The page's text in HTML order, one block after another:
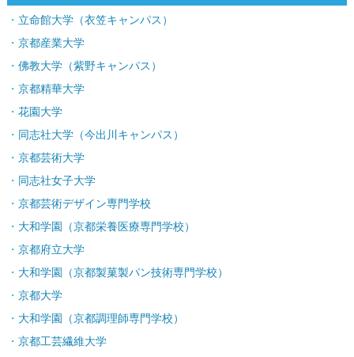
立命館大学（衣笠キャンパス）
京都産業大学
佛教大学（紫野キャンパス）
京都精華大学
花園大学
同志社大学（今出川キャンパス）
京都芸術大学
同志社女子大学
京都芸術デザイン専門学校
大和学園（京都栄養医療専門学校）
京都府立大学
大和学園（京都製菓製パン技術専門学校）
京都大学
大和学園（京都調理師専門学校）
京都工芸繊維大学